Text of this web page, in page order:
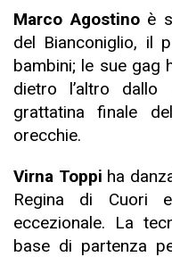
Marco Agostinoè
del Bianconiglio, il
bambini; le sue gag
dietro l’altro dallo
grattatina finale
orecchie.
Virna Toppi ha
Regina di
eccezionale. La
base di partenza